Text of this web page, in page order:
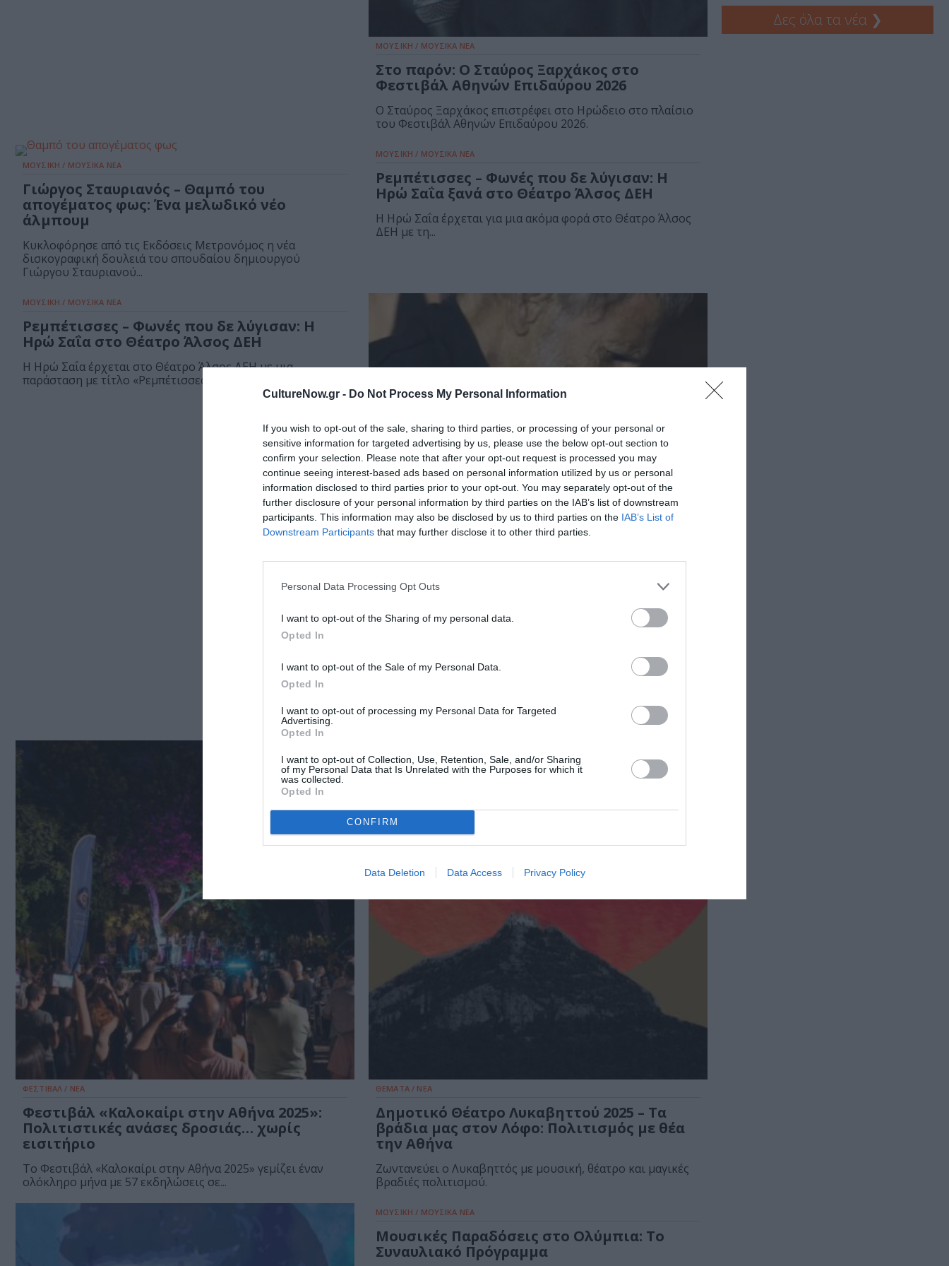
CultureNow.gr - Do Not Process My Personal Information
If you wish to opt-out of the sale, sharing to third parties, or processing of your personal or
sensitive information for targeted advertising by us, please use the below opt-out section to
confirm your selection. Please note that after your opt-out request is processed you may
continue seeing interest-based ads based on personal information utilized by us or personal
information disclosed to third parties prior to your opt-out. You may separately opt-out of the
further disclosure of your personal information by third parties on the IAB’s list of downstream
participants. This information may also be disclosed by us to third parties on the IAB’s List of
Downstream Participants that may further disclose it to other third parties.
Personal Data Processing Opt Outs
I want to opt-out of the Sharing of my personal data.
Opted In
I want to opt-out of the Sale of my Personal Data.
Opted In
I want to opt-out of processing my Personal Data for Targeted
Advertising.
Opted In
I want to opt-out of Collection, Use, Retention, Sale, and/or Sharing
of my Personal Data that Is Unrelated with the Purposes for which it
was collected.
Opted In
CONFIRM
Data Deletion Data Access Privacy Policy
ΜΟΥΣΙΚΗ / ΜΟΥΣΙΚΑ ΝΕΑ
Στο παρόν: Ο Σταύρος Ξαρχάκος στο
Φεστιβάλ Αθηνών Επιδαύρου 2026
Ο Σταύρος Ξαρχάκος επιστρέφει στο Ηρώδειο στο πλαίσιο
του Φεστιβάλ Αθηνών Επιδαύρου 2026.
ΜΟΥΣΙΚΗ / ΜΟΥΣΙΚΑ ΝΕΑ
Γιώργος Σταυριανός – Θαμπό του
απογέματος φως: Ένα μελωδικό νέο
άλμπουμ
Κυκλοφόρησε από τις Εκδόσεις Μετρονόμος η νέα
δισκογραφική δουλειά του σπουδαίου δημιουργού
Γιώργου Σταυριανού...
ΜΟΥΣΙΚΗ / ΜΟΥΣΙΚΑ ΝΕΑ
Ρεμπέτισσες – Φωνές που δε λύγισαν: Η
Ηρώ Σαΐα ξανά στο Θέατρο Άλσος ΔΕΗ
Η Ηρώ Σαΐα έρχεται για μια ακόμα φορά στο Θέατρο Άλσος
ΔΕΗ με τη...
ΜΟΥΣΙΚΗ / ΜΟΥΣΙΚΑ ΝΕΑ
Ρεμπέτισσες – Φωνές που δε λύγισαν: Η
Ηρώ Σαΐα στο Θέατρο Άλσος ΔΕΗ
Η Ηρώ Σαΐα έρχεται στο Θέατρο Άλσος ΔΕΗ με μια
παράσταση με τίτλο «Ρεμπέτισσες...
Ταξίδι στο Φως: Ο Σταύρος Ξαρχάκος στο
Ο Σταύρος Ξαρχάκος έρχεται με τη συναυλία «Ταξίδι στο
Φως - Από την ανάμνηση...
ΦΕΣΤΙΒΑΛ / ΝΕΑ
Φεστιβάλ «Καλοκαίρι στην Αθήνα 2025»:
Πολιτιστικές ανάσες δροσιάς… χωρίς
εισιτήριο
Το Φεστιβάλ «Καλοκαίρι στην Αθήνα 2025» γεμίζει έναν
ολόκληρο μήνα με 57 εκδηλώσεις σε...
ΘΕΜΑΤΑ / ΝΕΑ
Δημοτικό Θέατρο Λυκαβηττού 2025 – Τα
βράδια μας στον Λόφο: Πολιτισμός με θέα
την Αθήνα
Ζωντανεύει ο Λυκαβηττός με μουσική, θέατρο και μαγικές
βραδιές πολιτισμού.
ΜΟΥΣΙΚΗ / ΜΟΥΣΙΚΑ ΝΕΑ
Μουσικές Παραδόσεις στο Ολύμπια: Το
Συναυλιακό Πρόγραμμα
Δες όλα τα νέα ❯